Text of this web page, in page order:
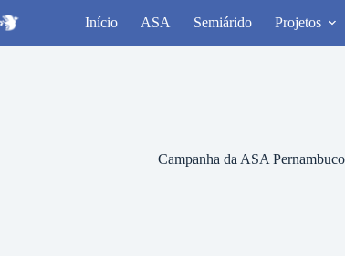
para
Início ASA Semiárido Projetos
Campanha da ASA